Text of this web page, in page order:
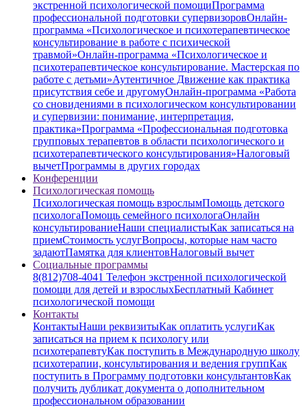
экстренной психологической помощиПрограмма
профессиональной подготовки супервизоровОнлайн-
программа «Психологическое и психотерапевтическое
консультирование в работе с психической
травмой»Онлайн-программа «Психологическое и
психотерапевтическое консультирование. Мастерская по
работе с детьми»Аутентичное Движение как практика
присутствия себе и другомуОнлайн-программа «Работа
со сновидениями в психологическом консультировании
и супервизии: понимание, интерпретация,
практика»Программа «Профессиональная подготовка
групповых терапевтов в области психологического и
психотерапевтического консультирования»Налоговый
вычетПрограммы в других городах
Конференции
Психологическая помощь
Психологическая помощь взрослымПомощь детского
психологаПомощь семейного психологаОнлайн
консультированиеНаши специалистыКак записаться на
приемСтоимость услугВопросы, которые нам часто
задаютПамятка для клиентовНалоговый вычет
Социальные программы
8(812)708-4041 Телефон экстренной психологической
помощи для детей и взрослыхБесплатный Кабинет
психологической помощи
Контакты
КонтактыНаши реквизитыКак оплатить услугиКак
записаться на прием к психологу или
психотерапевтуКак поступить в Международную школу
психотерапии, консультирования и ведения группКак
поступить в Программу подготовки консультантовКак
получить дубликат документа о дополнительном
профессиональном образовании